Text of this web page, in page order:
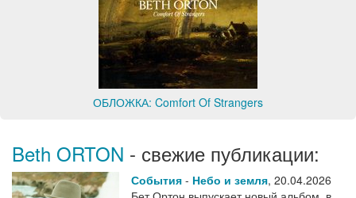
ОБЛОЖКА: Comfort Of Strangers
Beth ORTON - свежие публикации:
События - Небо и земля, 20.04.2026